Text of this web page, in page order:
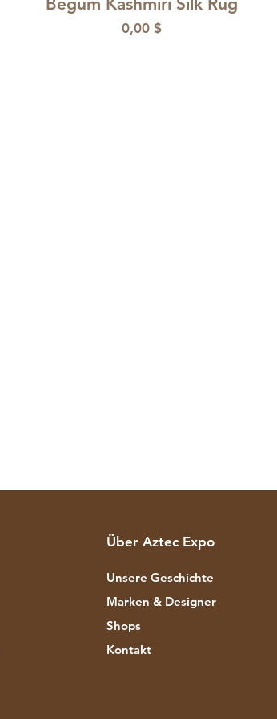
Preis
0,00 $
Über Aztec Expo
Unsere Geschichte
Marken & Designer
Shops
Kontakt